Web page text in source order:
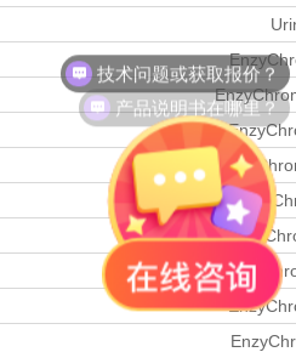
技术问题或获取报价？
产品说明书在哪里？